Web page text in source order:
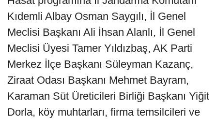
Kıdemli Albay Osman Saygılı, İl Genel
Meclisi Başkanı Ali İhsan Alanlı, İl Genel
Meclisi Üyesi Tamer Yıldızbaş, AK Parti
Merkez İlçe Başkanı Süleyman Kazanç,
Ziraat Odası Başkanı Mehmet Bayram,
Karaman Süt Üreticileri Birliği Başkanı Yiğit
Dorla, köy muhtarları, firma temsilcileri ve